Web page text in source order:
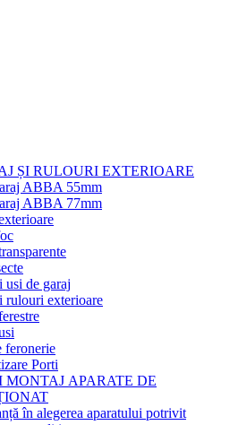
ȘI RULOURI EXTERIOARE
ABBA 55mm
ABBA 77mm
usi de garaj
rulouri exterioare
feronerie
Porti
APARATE DE
în alegerea aparatului potrivit